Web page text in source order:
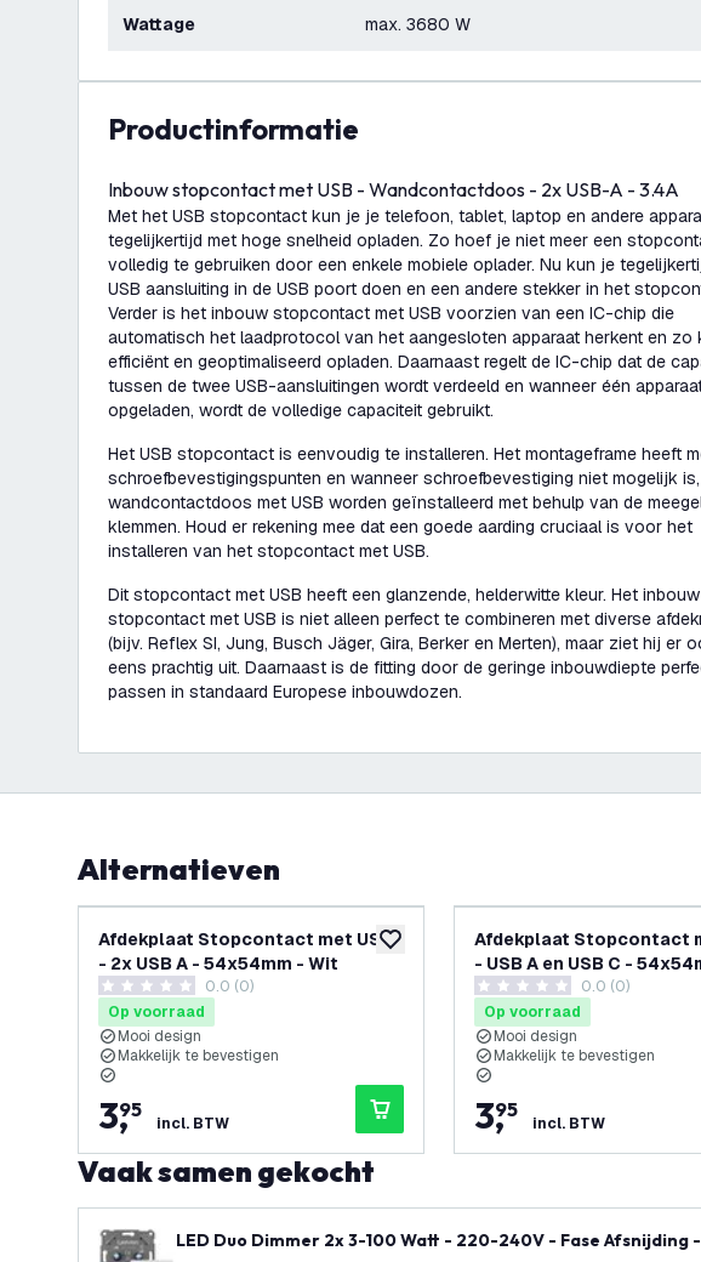
Wattage max. 3680 W
productinformatie
Inbouw stopcontact met USB - Wandcontactdoos - 2x USB-A - 3.4A
Met het USB stopcontact kun je je telefoon, tablet, laptop en andere
tegelijkertijd met hoge snelheid opladen. Zo hoef je niet meer een
volledig te gebruiken door een enkele mobiele oplader. Nu kun je
USB aansluiting in de USB poort doen en een andere stekker in het
Verder is het inbouw stopcontact met USB voorzien van een IC-chip die
automatisch het laadprotocol van het aangesloten apparaat herkent en zo
efficiënt en geoptimaliseerd opladen. Daarnaast regelt de IC-chip dat de
tussen de twee USB-aansluitingen wordt verdeeld en wanneer één
opgeladen, wordt de volledige capaciteit gebruikt.
Het USB stopcontact is eenvoudig te installeren. Het montageframe heeft
schroefbevestigingspunten en wanneer schroefbevestiging niet mogelijk
wandcontactdoos met USB worden geïnstalleerd met behulp van de
klemmen. Houd er rekening mee dat een goede aarding cruciaal is voor het
installeren van het stopcontact met USB.
Dit stopcontact met USB heeft een glanzende, helderwitte kleur. Het inbouw
stopcontact met USB is niet alleen perfect te combineren met diverse
(bijv. Reflex SI, Jung, Busch Jäger, Gira, Berker en Merten), maar ziet hij er
eens prachtig uit. Daarnaast is de fitting door de geringe inbouwdiepte
passen in standaard Europese inbouwdozen.
Alternatieven
toevoegen aan verlanglijst
Afdekplaat Stopcontact met USB
- 2x USB A - 54x54mm - Wit
0 score sterren0.0 (0)
Op voorraad
Mooi design
Makkelijk te bevestigen
3,
95
incl. BTW
Afdekplaat Stopcontact
- USB A en USB C -
0 score sterren0.0 (0)
Op voorraad
Mooi design
Makkelijk te bevestigen
3,
95
incl. BTW
Vaak samen gekocht
LED Duo Dimmer 2x 3-100 Watt - 220-240V - Fase Afsnijding